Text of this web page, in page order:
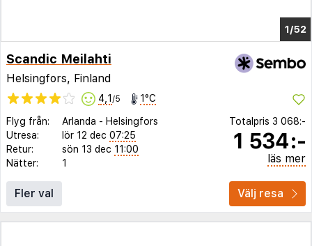
1/47
Scandic Meilahti
Helsingfors, Finland
4,1 /5 1°C
Flyg från: Arlanda - Helsingfors
Utresa:
lör 12 dec 07:25
Retur:
sön 13 dec 11:00
Nätter:
1
Totalpris 3 068:-
1 534:-
läs mer
Fler val Välj resa